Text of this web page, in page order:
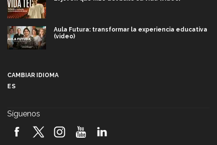
Aula Futura: transformar la experiencia educativa
(video)
2026! (video)
CAMBIAR IDIOMA
ES
Síguenos